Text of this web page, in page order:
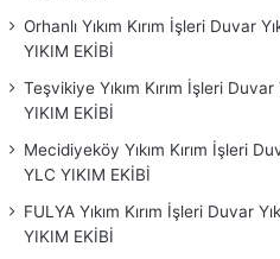
Orhanlı Yıkım Kırım İşleri Duvar
YIKIM EKİBİ
Teşvikiye Yıkım Kırım İşleri Duvar
YIKIM EKİBİ
Mecidiyeköy Yıkım Kırım İşleri
YLC YIKIM EKİBİ
FULYA Yıkım Kırım İşleri Duvar
YIKIM EKİBİ